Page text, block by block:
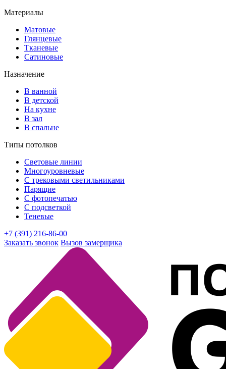
Материалы
Матовые
Глянцевые
Тканевые
Сатиновые
Назначение
В ванной
В детской
На кухне
В зал
В спальне
Типы потолков
Световые линии
Многоуровневые
С трековыми светильниками
Парящие
С фотопечатью
С подсветкой
Теневые
+7 (391) 216-86-00
Заказать звонок Вызов замерщика